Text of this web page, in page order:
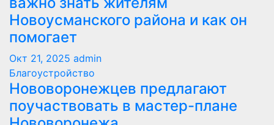
Новоусманского района и как он
помогает
Окт 21, 2025 admin
Благоустройство
Нововоронежцев предлагают
поучаствовать в мастер-плане